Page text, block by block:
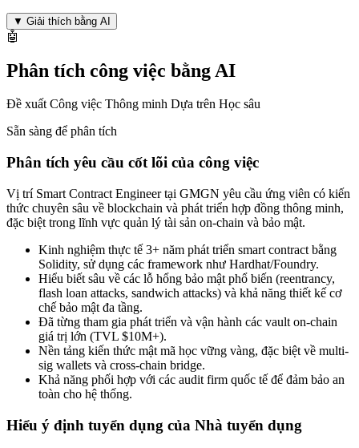
▼ Giải thích bằng AI
🤖
Phân tích công việc bằng AI
Đề xuất Công việc Thông minh Dựa trên Học sâu
Sẵn sàng để phân tích
Phân tích yêu cầu cốt lõi của công việc
Vị trí Smart Contract Engineer tại GMGN yêu cầu ứng viên có kiến
thức chuyên sâu về blockchain và phát triển hợp đồng thông minh,
đặc biệt trong lĩnh vực quản lý tài sản on-chain và bảo mật.
Kinh nghiệm thực tế 3+ năm phát triển smart contract bằng
Solidity, sử dụng các framework như Hardhat/Foundry.
Hiểu biết sâu về các lỗ hổng bảo mật phổ biến (reentrancy,
flash loan attacks, sandwich attacks) và khả năng thiết kế cơ
chế bảo mật đa tầng.
Đã từng tham gia phát triển và vận hành các vault on-chain
giá trị lớn (TVL $10M+).
Nền tảng kiến thức mật mã học vững vàng, đặc biệt về multi-
sig wallets và cross-chain bridge.
Khả năng phối hợp với các audit firm quốc tế để đảm bảo an
toàn cho hệ thống.
Hiểu ý định tuyển dụng của Nhà tuyển dụng